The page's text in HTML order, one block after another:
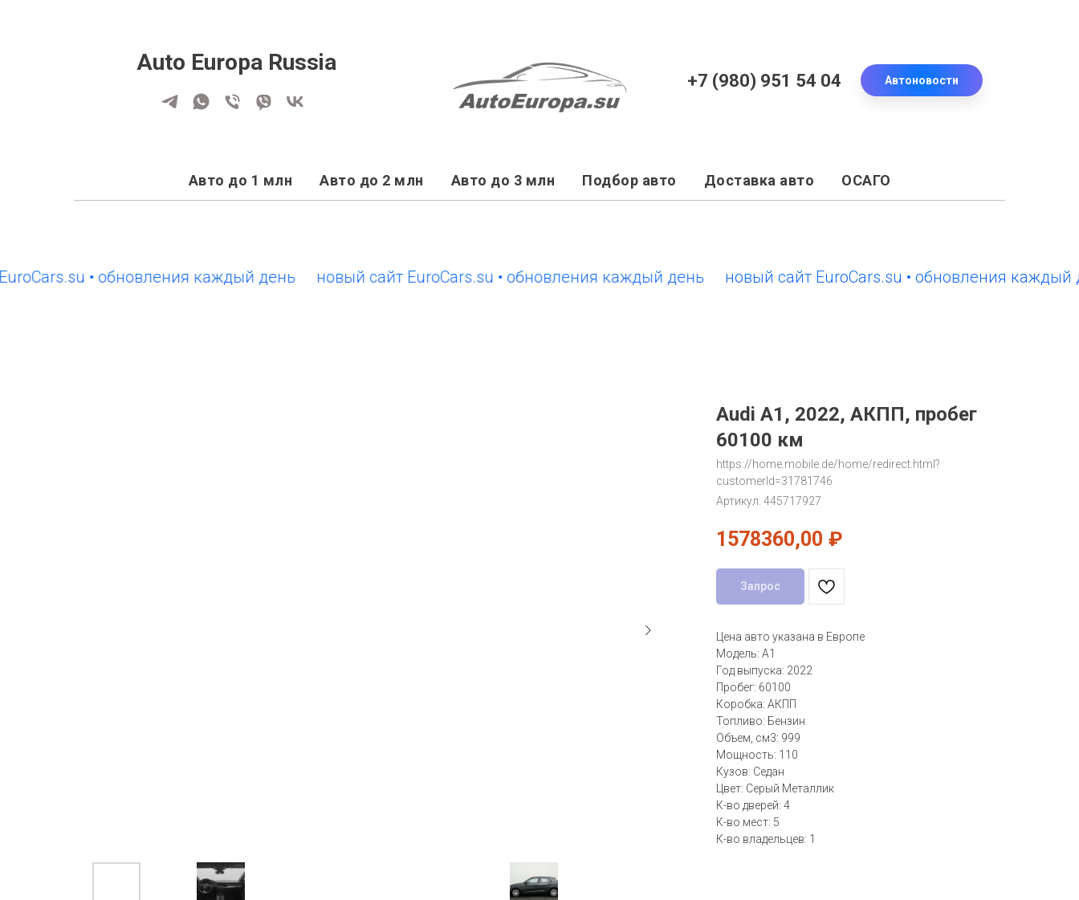
Auto Europa Russia
+7 (980) 951 54 04 Автоновости
Авто до 1 млн Авто до 2 млн Авто до 3 млн Подбор авто Доставка авто ОСАГО
• обновления каждый день новый сайт EuroCars.su • обновления каждый день новый сайт EuroCars.su • обновления каждый день
Audi A1, 2022, АКПП, пробег
60100 км
https://home.mobile.de/home/redirect.html?
customerId=31781746
Артикул: 445717927
1578360,00 ₽
Запрос
Цена авто указана в Европе
Модель: A1
Год выпуска: 2022
Пробег: 60100
Коробка: АКПП
Топливо: Бензин
Объем, см3: 999
Мощность: 110
Кузов: Седан
Цвет: Серый Металлик
К-во дверей: 4
К-во мест: 5
К-во владельцев: 1